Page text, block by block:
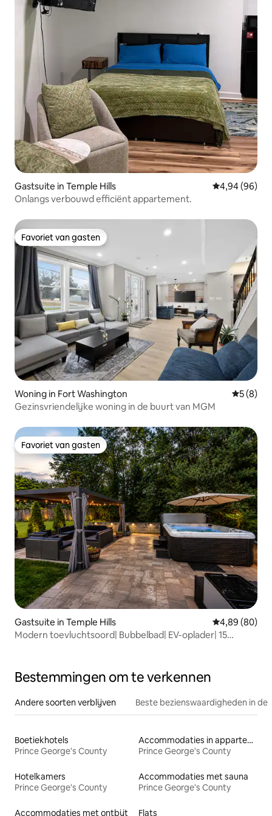
Gastsuite in Temple Hills Gemiddelde
4,94 (96)
Onlangs verbouwd efficiënt appartement.
Favoriet van gasten
Favoriet van gasten
Woning in Fort Washington
5 (8)
Gezinsvriendelijke woning in de buurt van MGM
Favoriet van gasten
Favoriet van gasten
Gastsuite in Temple Hills Gemiddelde
4,89 (80)
Modern toevluchtsoord| Bubbelbad| EV-oplader| 15
Bestemmingen om te verkennen
Andere soorten verblijven Beste bezienswaardigheden in de
Boetiekhotels
Prince George's County
Accommodaties in appartementen met diensten
Prince George's County
Hotelkamers
Prince George's County
Accommodaties met sauna
Prince George's County
Accommodaties met ontbijt Flats